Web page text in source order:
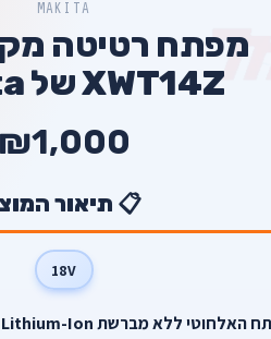
MAKITA
מפתח רטיטה
XWT14Z של Makita
₪1,000
📋 תיאור
18V